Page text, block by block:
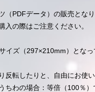
（PDFデータ）の販売とな
入の際はご注意ください。
イズ（297×210mm）となっ
反転したりと、自由にお使い
ちわの場合：等倍（100％）